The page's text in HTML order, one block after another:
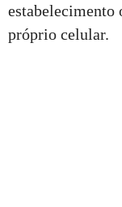
próprio celular.